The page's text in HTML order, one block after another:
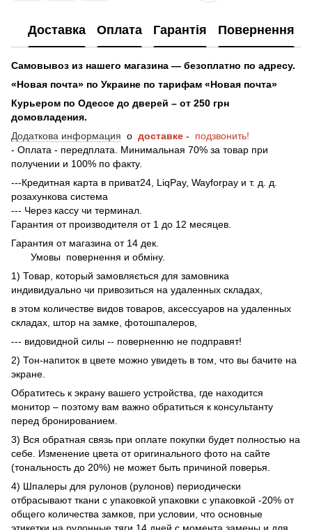
Доставка Оплата Гарантія Повернення
Самовывоз из нашего магазина — безоплатно по адресу.
«Новая почта» по Украине по тарифам «Новая почта»
Курьером по Одессе до дверей – от 250 грн
домовладения.
Додаткова информация о доставке - подзвонить!
- Оплата - передплата. Минимальная 70% за товар при
получении и 100% по факту.
---Кредитная карта в приват24, LiqPay, Wayforpay и т. д. д.
розахункова система
--- Через кассу чи терминал.
Гарантия от производителя от 1 до 12 месяцев.
Гарантия от магазина от 14 дек.
Умовы повернення и обміну.
1) Товар, который замовляється для замовника
индивидуально чи привозиться на удаленных складах,
в этом количестве видов товаров, аксессуаров на удаленных
складах, штор на замке, фотошпалеров,
--- видовидной силы -- поверненню не подправят!
2) Тон-напиток в цвете можно увидеть в том, что вы бачите на
экране.
Обратитесь к экрану вашего устройства, где находится
монитор – поэтому вам важно обратиться к консультанту
перед бронированием.
3) Вся обратная связь при оплате покупки будет полностью на
себе. Изменение цвета от оригинального фото на сайте
(тональность до 20%) не может быть причиной поверья.
4) Шпалеры для рулонов (рулонов) периодически
отбрасывают ткани с упаковкой упаковки с упаковкой -20% от
общего количества замков, при условии, что основные
этикетки на рулонные тяги 14 дней с момента замены и для